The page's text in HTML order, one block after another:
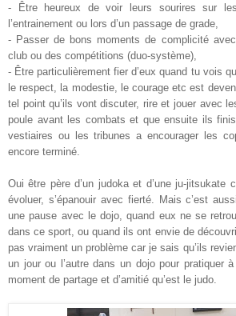
- Être heureux de voir leurs sourires sur
l’entrainement ou lors d’un passage de grade,
- Passer de bons moments de complicité
club ou des compétitions (duo-système),
- Être particulièrement fier d’eux quand tu vois
le respect, la modestie, le courage etc est
tel point qu’ils vont discuter, rire et jouer avec
poule avant les combats et que ensuite ils
vestiaires ou les tribunes a encourager les
encore terminé.
Oui être père d’un judoka et d’une ju-jitsukate
évoluer, s’épanouir avec fierté. Mais c’est
une pause avec le dojo, quand eux ne se
dans ce sport, ou quand ils ont envie de
pas vraiment un problème car je sais qu’ils
un jour ou l’autre dans un dojo pour pratiquer
moment de partage et d’amitié qu’est le judo.